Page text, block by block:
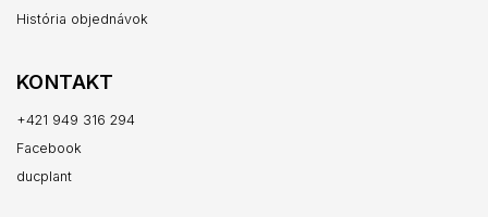
História objednávok
KONTAKT
+421 949 316 294
Facebook
ducplant